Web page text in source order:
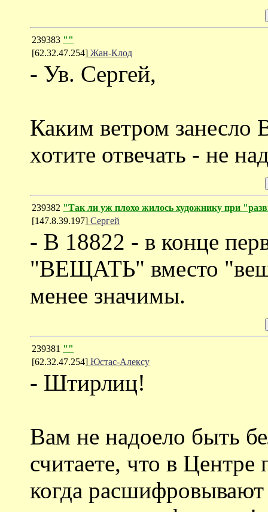
239383 ""
[62.32.47.254] Жан-Клод
- Ув. Сергей,
Каким ветром занесло
хотите отвечать - не
239382 "Так ли уж плохо жилось художнику при
[147.8.39.197] Сергей
- В 18822 - в конце
"ВЕЩАТЬ" вместо
менее значимы.
239381 ""
[62.32.47.254] Юстас-Алексу
- Штирлиц!
Вам не надоело быть
считаете, что в Центре
когда